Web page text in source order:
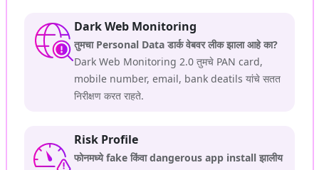
Dark Web Monitoring
तुमचा Personal Data डार्क वेबवर लीक झाला आहे का?
Dark Web Monitoring 2.0 तुमचे PAN card,
mobile number, email, bank deatils यांचे सतत
निरीक्षण करत राहते.
Risk Profile
फोनमध्ये fake किंवा dangerous app install झालीय